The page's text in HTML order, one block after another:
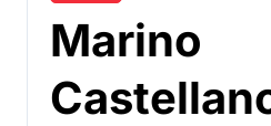
Marino